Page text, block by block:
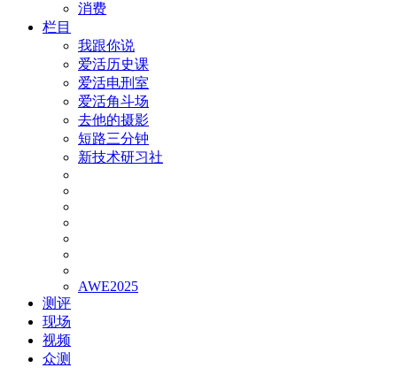
消费
栏目
我跟你说
爱活历史课
爱活电刑室
爱活角斗场
去他的摄影
短路三分钟
新技术研习社
AWE2025
测评
现场
视频
众测